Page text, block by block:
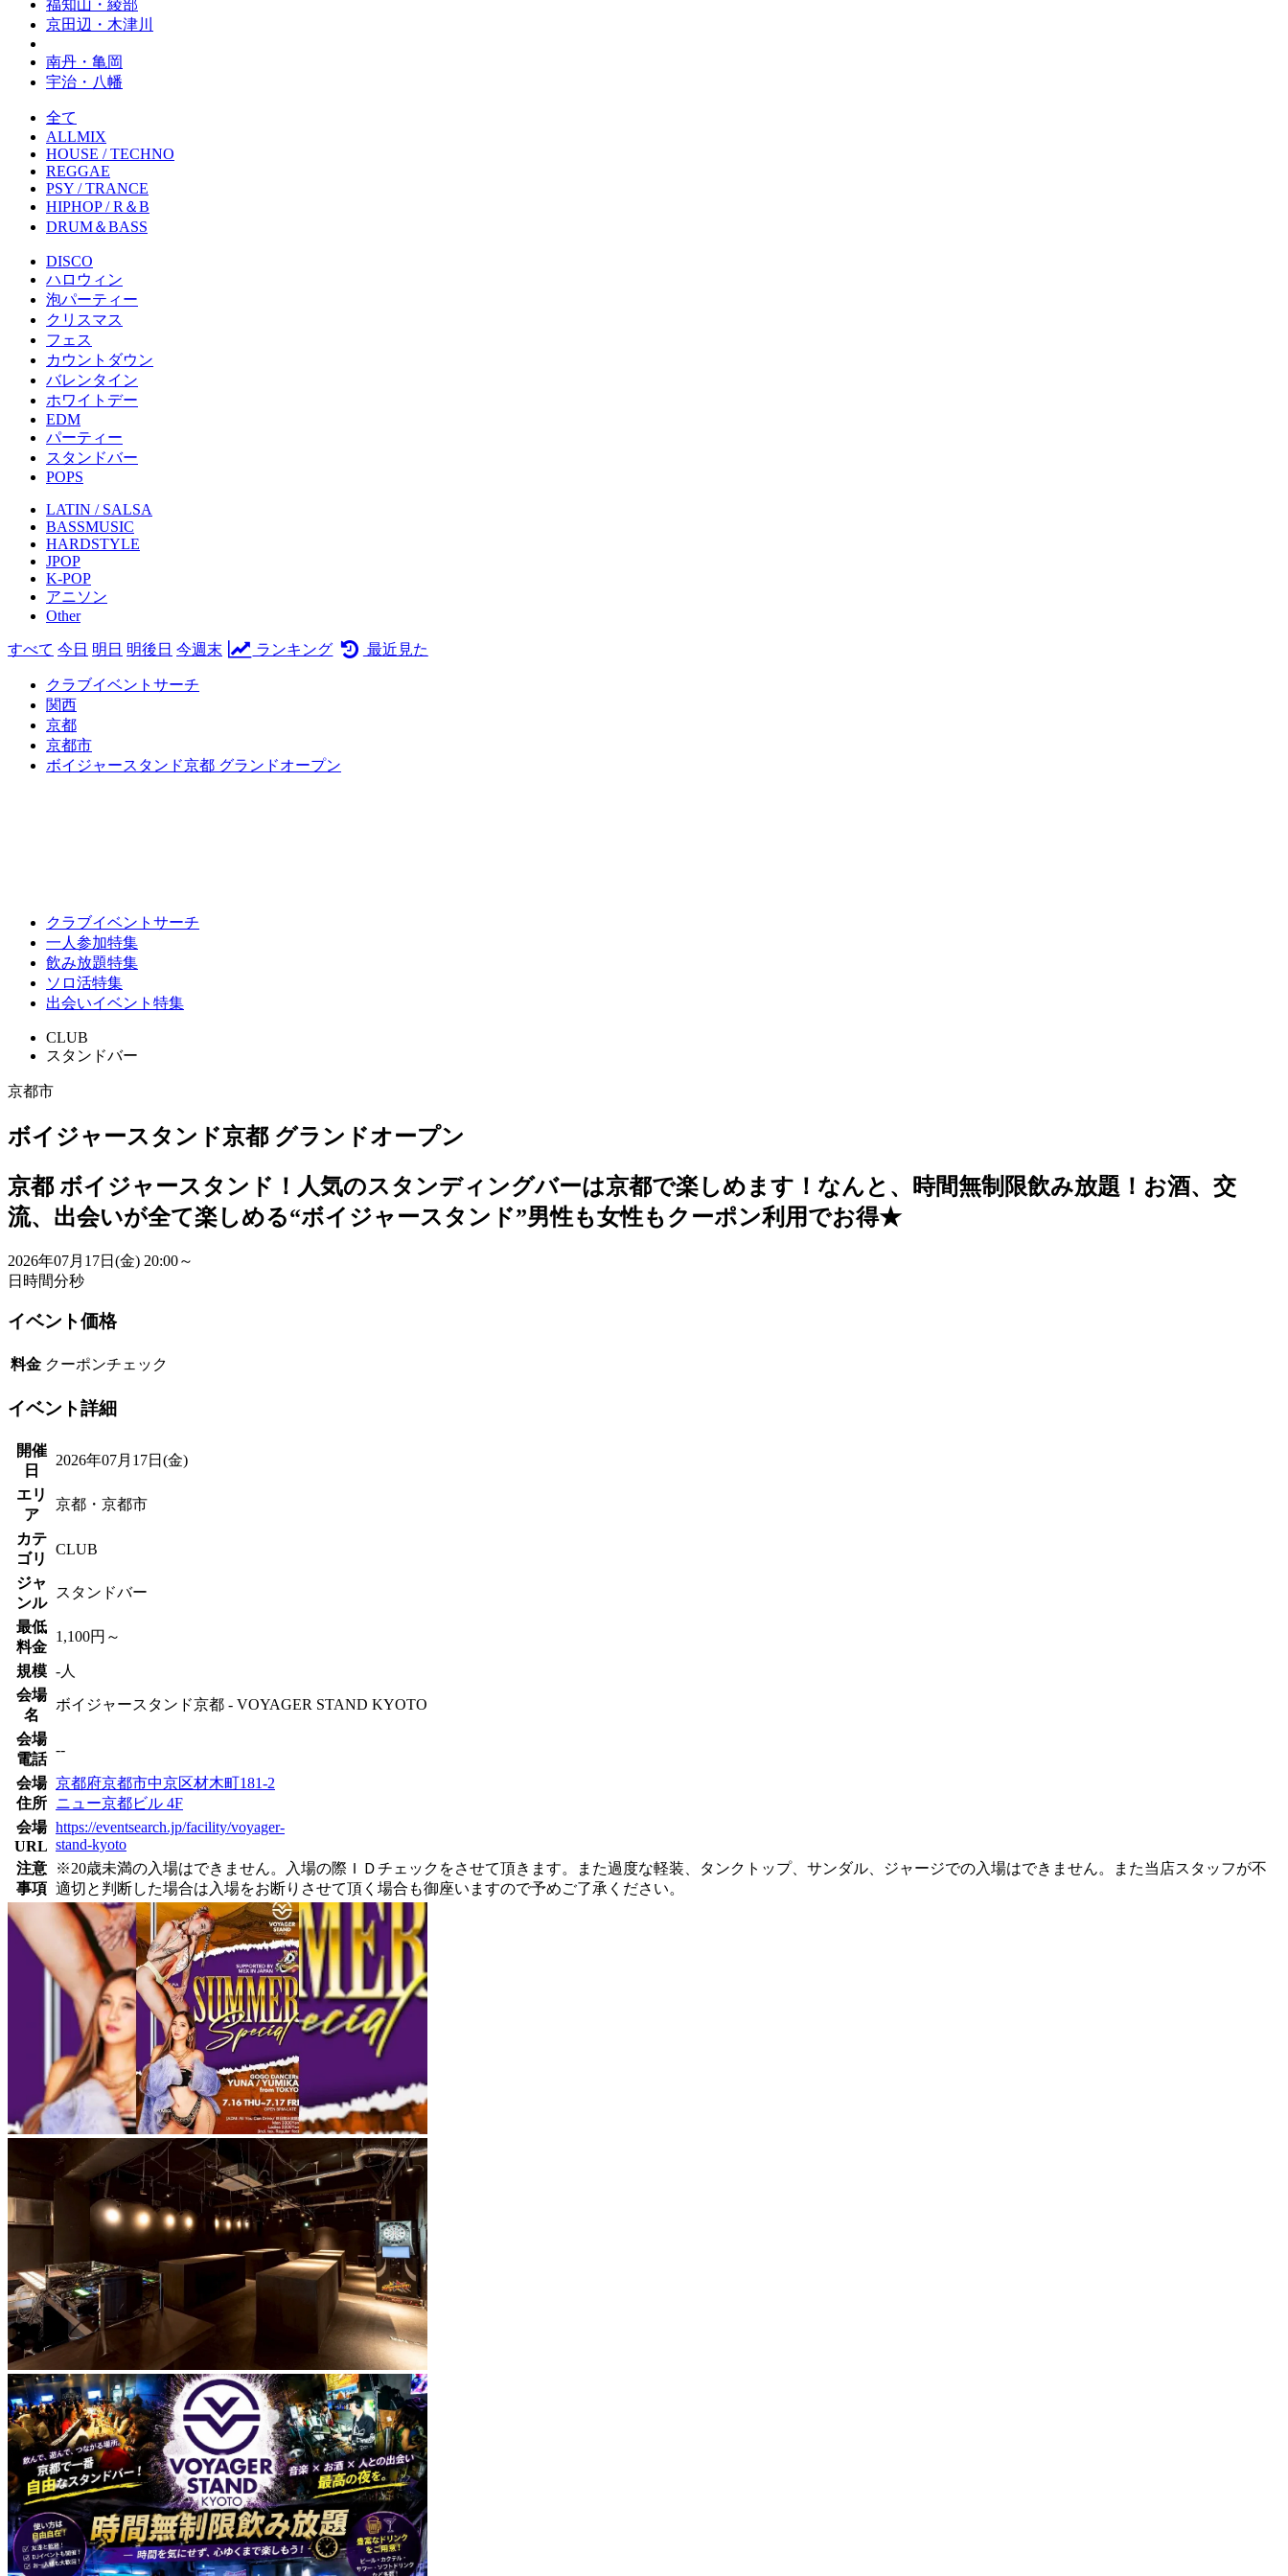
福知山・綾部
京田辺・木津川
南丹・亀岡
宇治・八幡
全て
ALLMIX
HOUSE / TECHNO
REGGAE
PSY / TRANCE
HIPHOP / R＆B
DRUM＆BASS
DISCO
ハロウィン
泡パーティー
クリスマス
フェス
カウントダウン
バレンタイン
ホワイトデー
EDM
パーティー
スタンドバー
POPS
LATIN / SALSA
BASSMUSIC
HARDSTYLE
JPOP
K-POP
アニソン
Other
すべて 今日 明日 明後日 今週末 ランキング 最近見た
クラブイベントサーチ
関西
京都
京都市
ボイジャースタンド京都 グランドオープン
クラブイベントサーチ
一人参加特集
飲み放題特集
ソロ活特集
出会いイベント特集
CLUB
スタンドバー
京都市
ボイジャースタンド京都 グランドオープン
京都 ボイジャースタンド！人気のスタンディングバーは京都で楽しめます！なんと、時間無制限飲み放題！お酒、交
流、出会いが全て楽しめる“ボイジャースタンド”男性も女性もクーポン利用でお得★
2026年07月17日(金) 20:00～
日 時間分秒
イベント価格
料金 クーポンチェック
イベント詳細
開催
日
2026年07月17日(金)
エリ
ア
京都・京都市
カテ
ゴリ
CLUB
ジャ
ンル
スタンドバー
最低
料金
1,100円～
規模 -人
会場
名
ボイジャースタンド京都 - VOYAGER STAND KYOTO
会場
電話
--
会場
住所
京都府京都市中京区材木町181-2
ニュー京都ビル 4F
会場
URL
https://eventsearch.jp/facility/voyager-
stand-kyoto
注意
事項
※20歳未満の入場はできません。入場の際ＩＤチェックをさせて頂きます。また過度な軽装、タンクトップ、サンダル、ジャージでの入場はできません。また当店スタッフが不
適切と判断した場合は入場をお断りさせて頂く場合も御座いますので予めご了承ください。